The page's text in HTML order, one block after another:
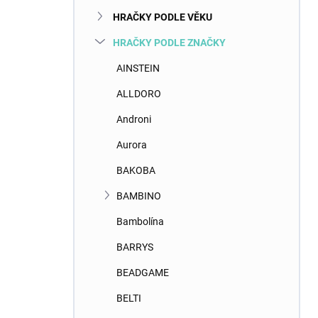
HRAČKY PODLE VĚKU
HRAČKY PODLE ZNAČKY
AINSTEIN
ALLDORO
Androni
Aurora
BAKOBA
BAMBINO
Bambolína
BARRYS
BEADGAME
BELTI